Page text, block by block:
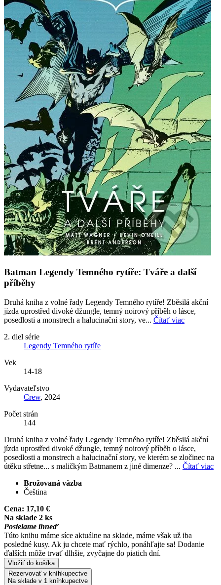
Batman Legendy Temného rytíře: Tváře a další
příběhy
Druhá kniha z volné řady Legendy Temného rytíře! Zběsilá akční
jízda uprostřed divoké džungle, temný noirový příběh o lásce,
posedlosti a monstrech a halucinační story, ve... Čítať viac
2. diel série
Legendy Temného rytíře
Vek
14-18
Vydavateľstvo
Crew, 2024
Počet strán
144
Druhá kniha z volné řady Legendy Temného rytíře! Zběsilá akční
jízda uprostřed divoké džungle, temný noirový příběh o lásce,
posedlosti a monstrech a halucinační story, ve kterém se zločinec na
útěku střetne... s maličkým Batmanem z jiné dimenze? ... Čítať viac
Brožovaná väzba
Čeština
Cena: 17,10 €
Na sklade 2 ks
Posielame ihneď
Túto knihu máme síce aktuálne na sklade, máme však už iba
posledné kusy. Ak ju chcete mať rýchlo, ponáhľajte sa! Dodanie
ďalších môže trvať dlhšie, zvyčajne do piatich dní.
Vložiť do košíka
Rezervovať v kníhkupectve
Na sklade v 1 kníhkupectve